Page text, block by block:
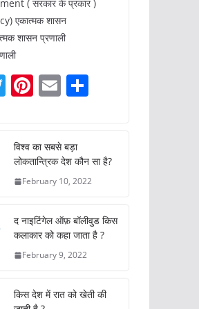
( सरकार के प्रकार )
एकात्मक शासन
शासन प्रणाली
T
er
Pi
e
st
E
l e
विश्व का सबसे बड़ा
लोकतान्त्रिक देश कौन सा है?
February 10, 2022
द नाइटिंगेल ऑफ़ बॉलीवुड किस
कलाकार को कहा जाता है ?
February 9, 2022
किस देश में रात को खेती की